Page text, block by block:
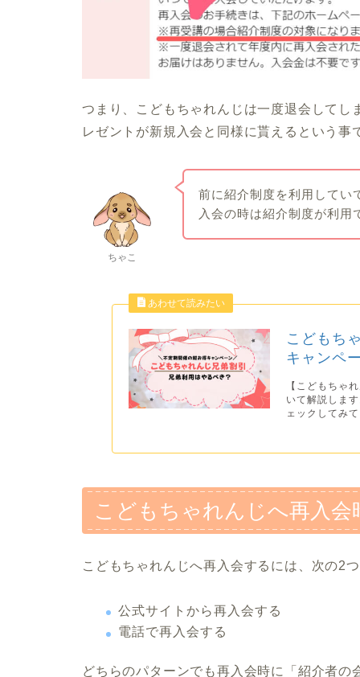
つまり、こどもちゃれんじは一度退会して
レゼントが新規入会と同様に貰えるという事
ちゃこ
前に紹介制度を利用してい
入会の時は紹介制度が利用
こどもち
キャンペ
【こどもちゃ
いて解説しま
ェックしてみ
こどもちゃれんじへ再入
こどもちゃれんじへ再入会するには、次の2
公式サイトから再入会する
電話で再入会する
どちらのパターンでも再入会時に「紹介者の